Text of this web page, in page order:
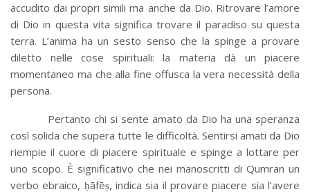
accudito dai propri simili ma anche da Dio. Ritrovare l’amore
di Dio in questa vita significa trovare il paradiso su questa
terra. L’anima ha un sesto senso che la spinge a provare
diletto nelle cose spirituali: la materia dà un piacere
momentaneo ma che alla fine offusca la vera necessità della
persona.
Pertanto chi si sente amato da Dio ha una speranza
così solida che supera tutte le difficoltà. Sentirsi amati da Dio
riempie il cuore di piacere spirituale e spinge a lottare per
uno scopo. È significativo che nei manoscritti di Qumran un
verbo ebraico, ḥāfēṣ, indica sia il provare piacere sia l’avere